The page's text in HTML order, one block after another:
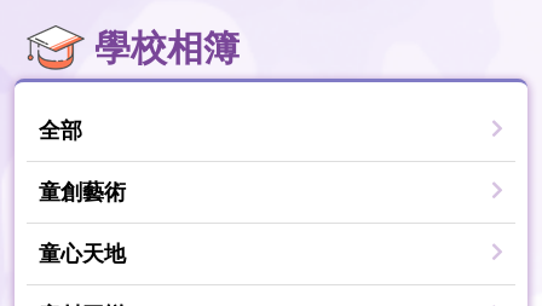
學校相簿
全部
童創藝術
童心天地